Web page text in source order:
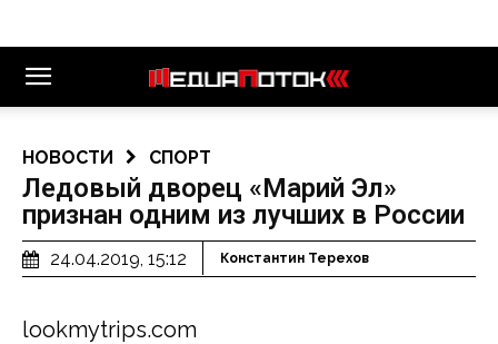
НОВОСТИ СПОРТ
Ледовый дворец «Марий Эл»
признан одним из лучших в России
24.04.2019, 15:12 Константин Терехов
lookmytrips.com